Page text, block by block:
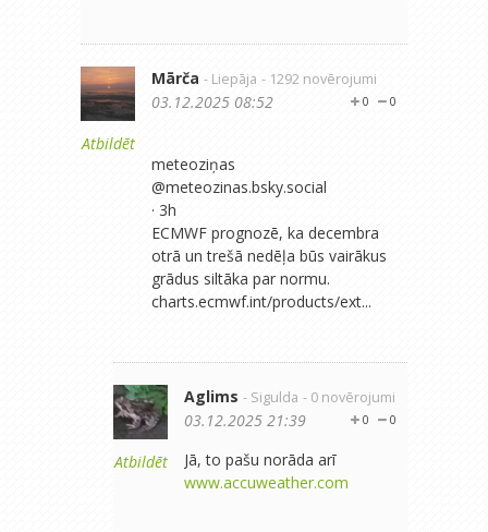
Atbildēt
Mārča - Liepāja - 1292 novērojumi
0
0
03.12.2025 08:52
‪meteoziņas‬
‪@meteozinas.bsky.social‬
· 3h
ECMWF prognozē, ka decembra
otrā un trešā nedēļa būs vairākus
grādus siltāka par normu.
charts.ecmwf.int/products/ext...
Atbildēt
Aglims - Sigulda - 0 novērojumi
0
0
03.12.2025 21:39
Jā, to pašu norāda arī
www.accuweather.com